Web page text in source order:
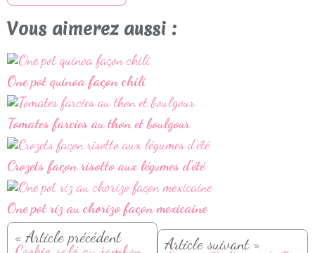
Vous aimerez aussi :
One pot quinoa façon chili
Tomates farcies au thon et boulgour
Crozets façon risotto aux légumes d'été
One pot riz au chorizo façon mexicaine
« Article précédent Article suivant »